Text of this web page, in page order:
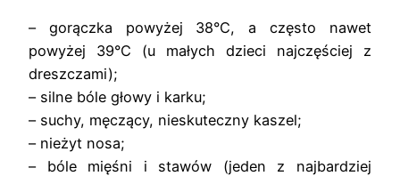
– gorączka powyżej 38°C, a często nawet
powyżej 39°C (u małych dzieci najczęściej z
dreszczami);
– silne bóle głowy i karku;
– suchy, męczący, nieskuteczny kaszel;
– nieżyt nosa;
– bóle mięśni i stawów (jeden z najbardziej